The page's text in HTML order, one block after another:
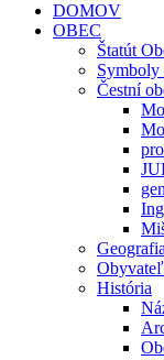
DOMOV
OBEC
Štatút
Symboly
Čestní
Geografia
História